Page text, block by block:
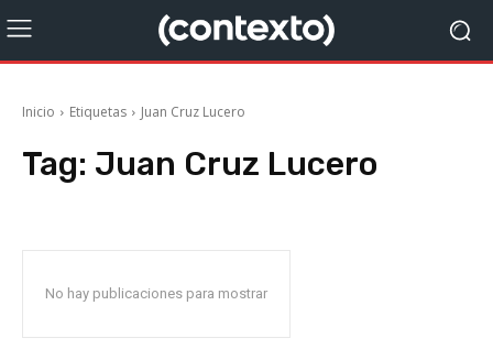
Inicio Etiquetas Juan Cruz Lucero
Tag: Juan Cruz Lucero
No hay publicaciones para mostrar